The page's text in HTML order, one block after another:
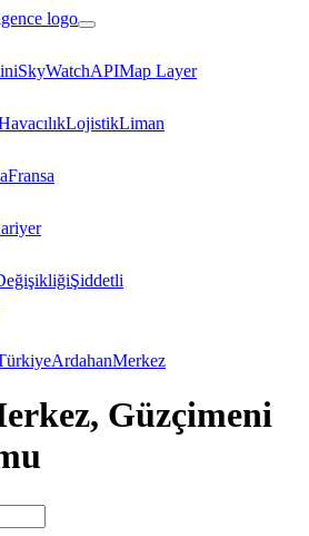
SkyWatchAPIMap Layer
LojistikLiman
Fransa
Şiddetli
ArdahanMerkez
Güzçimeni